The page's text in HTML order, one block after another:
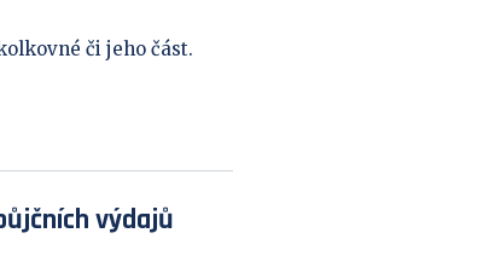
či jeho část.
výdajů